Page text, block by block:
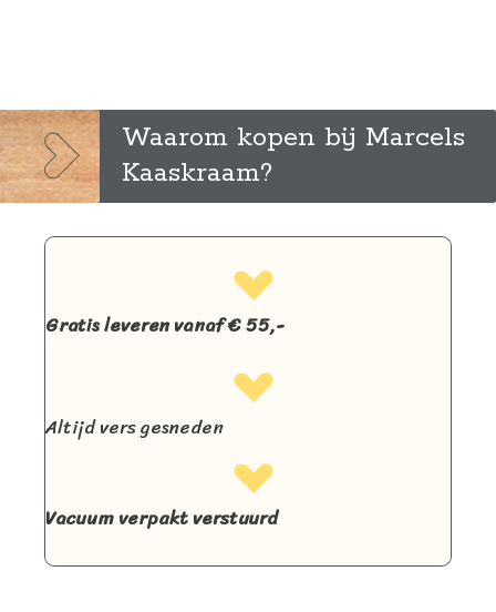
Waarom kopen bij Marcels
Kaaskraam?
Gratis leveren vanaf € 55,-
Altijd vers gesneden
Vacuum verpakt verstuurd